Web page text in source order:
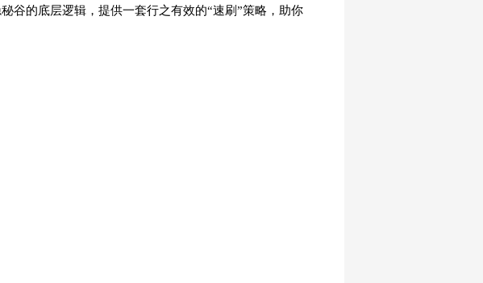
谷的底层逻辑，提供一套行之有效的“速刷”策略，助你